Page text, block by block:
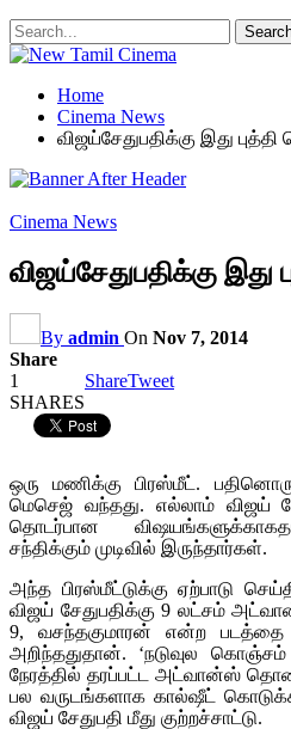
Home
Cinema News
விஜய்சேதுபதிக்கு இது
Cinema News
விஜய்சேதுபதிக்கு
By admin On Nov 7, 2014
Share
1
SHARES
ShareTweet
ஒரு மணிக்கு பிரஸ்மீட்.
மெசெஜ் வந்தது. எல்லாம் விஜய்
தொடர்பான
சந்திக்கும் முடிவில் இருந்தார்கள்.
அந்த பிரஸ்மீட்டுக்கு ஏற்பாடு
விஜய் சேதுபதிக்கு 9 லட்சம்
9, வசந்தகுமாரன் என்ற படத்தை
அறிந்ததுதான். ‘நடுவுல
நேரத்தில் தரப்பட்ட அட்வான்ஸ்
பல வருடங்களாக கால்ஷீட்
விஜய் சேதுபதி மீது குற்றச்சாட்டு.